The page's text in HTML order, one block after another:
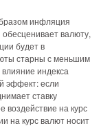
инфляция
валюту,
будет в
старны с меньшим
индекса
эффект: если
ставку
воздействие на курс
на курс валют носит